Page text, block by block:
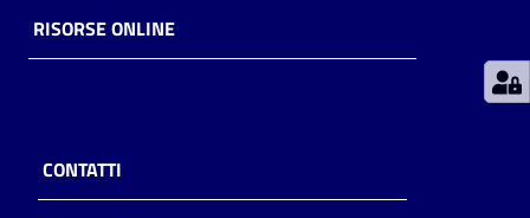
Patto
RISORSE ONLINE
CONTATTI